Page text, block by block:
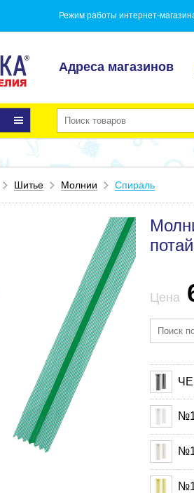
Режим работы интернет-
Адреса магазинов
Шитье Молнии Спираль
Цена